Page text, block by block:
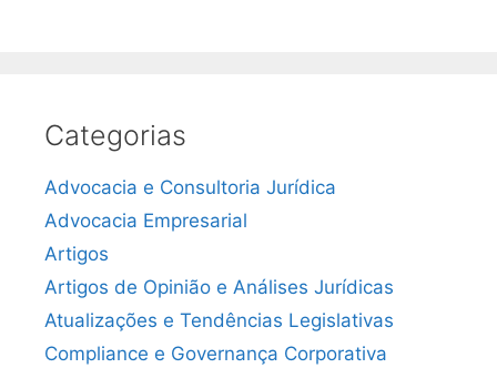
Categorias
Advocacia e Consultoria Jurídica
Advocacia Empresarial
Artigos
Artigos de Opinião e Análises Jurídicas
Atualizações e Tendências Legislativas
Compliance e Governança Corporativa